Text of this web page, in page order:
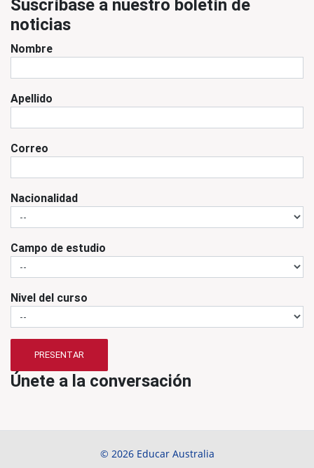
Suscríbase a nuestro boletín de
noticias
Nombre
Apellido
Correo
Nacionalidad
Campo de estudio
Nivel del curso
PRESENTAR
Únete a la conversación
© 2026 Educar Australia